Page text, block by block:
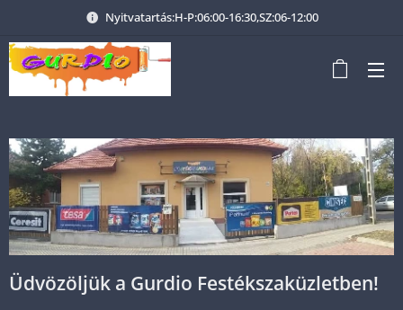
Nyitvatartás:H-P:06:00-16:30,SZ:06-12:00
Üdvözöljük a Gurdio Festékszaküzletben!